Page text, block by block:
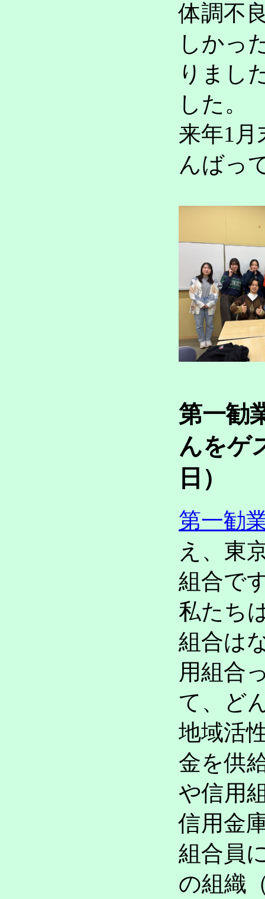
体調不
しかっ
りまし
した。
来年1
んばっ
第一勧
んをゲ
日）
第一勧
え、東
組合で
私たち
組合は
用組合
て、ど
地域活
金を供
や信用
信用金
組合員
の組織